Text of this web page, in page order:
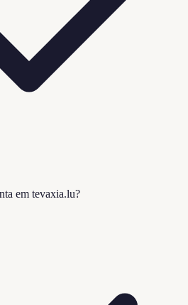
em tevaxia.lu?